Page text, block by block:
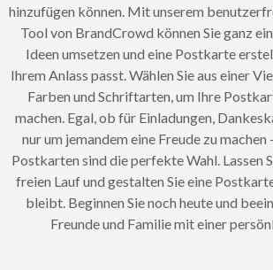
hinzufügen können. Mit unserem
Tool von BrandCrowd können Sie ganz
Ideen umsetzen und eine Postkarte
Ihrem Anlass passt. Wählen Sie aus einer
Farben und Schriftarten, um Ihre
machen. Egal, ob für Einladungen,
nur um jemandem eine Freude zu machen
Postkarten sind die perfekte Wahl. Lassen
freien Lauf und gestalten Sie eine
bleibt. Beginnen Sie noch heute und
Freunde und Familie mit einer